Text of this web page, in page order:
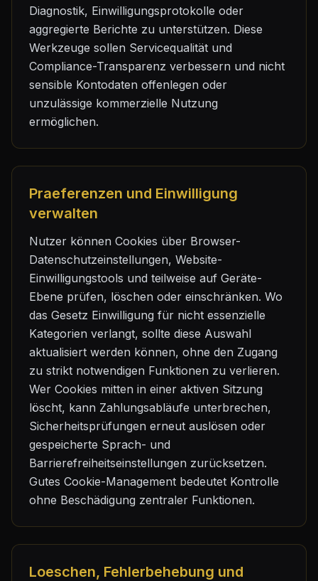
Diagnostik, Einwilligungsprotokolle oder
aggregierte Berichte zu unterstützen. Diese
Werkzeuge sollen Servicequalität und
Compliance-Transparenz verbessern und nicht
sensible Kontodaten offenlegen oder
unzulässige kommerzielle Nutzung
ermöglichen.
Praeferenzen und Einwilligung
verwalten
Nutzer können Cookies über Browser-
Datenschutzeinstellungen, Website-
Einwilligungstools und teilweise auf Geräte-
Ebene prüfen, löschen oder einschränken. Wo
das Gesetz Einwilligung für nicht essenzielle
Kategorien verlangt, sollte diese Auswahl
aktualisiert werden können, ohne den Zugang
zu strikt notwendigen Funktionen zu verlieren.
Wer Cookies mitten in einer aktiven Sitzung
löscht, kann Zahlungsabläufe unterbrechen,
Sicherheitsprüfungen erneut auslösen oder
gespeicherte Sprach- und
Barrierefreiheitseinstellungen zurücksetzen.
Gutes Cookie-Management bedeutet Kontrolle
ohne Beschädigung zentraler Funktionen.
Loeschen, Fehlerbehebung und